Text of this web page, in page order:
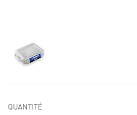
QUANTITÉ